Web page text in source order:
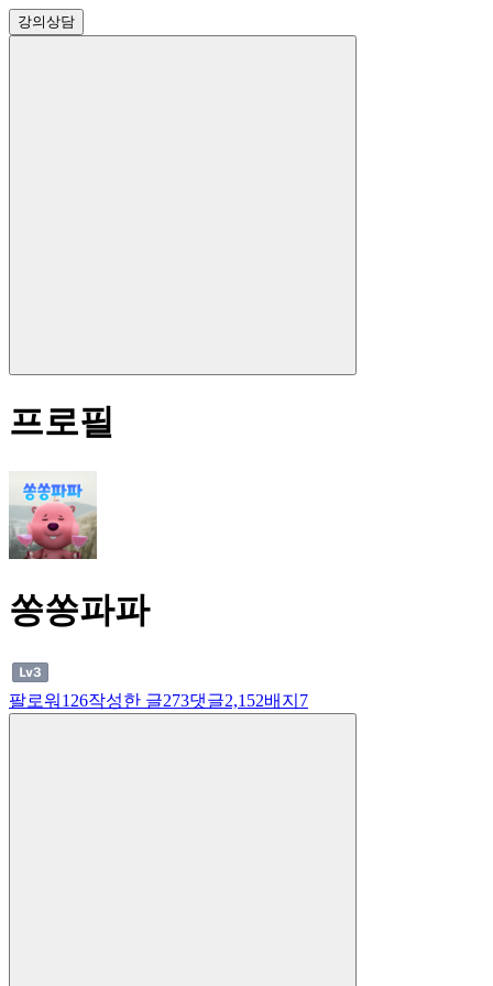
강의상담
프로필
쏭쏭파파
팔로워 126작성한 글273댓글2,152배지 7